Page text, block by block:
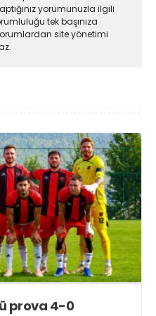
yorumunuzla ilgili
tek başınıza
site yönetimi
prova 4-0